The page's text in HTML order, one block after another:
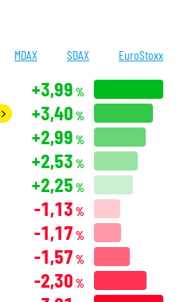
MDAX SDAX EuroStoxx
+3,99 %
+3,40 %
+2,99 %
+2,53 %
+2,25 %
-1,13 %
-1,17 %
-1,57 %
-2,30 %